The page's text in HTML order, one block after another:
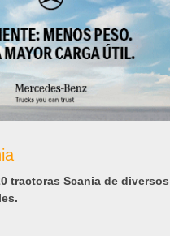
tractoras Scania de diversos